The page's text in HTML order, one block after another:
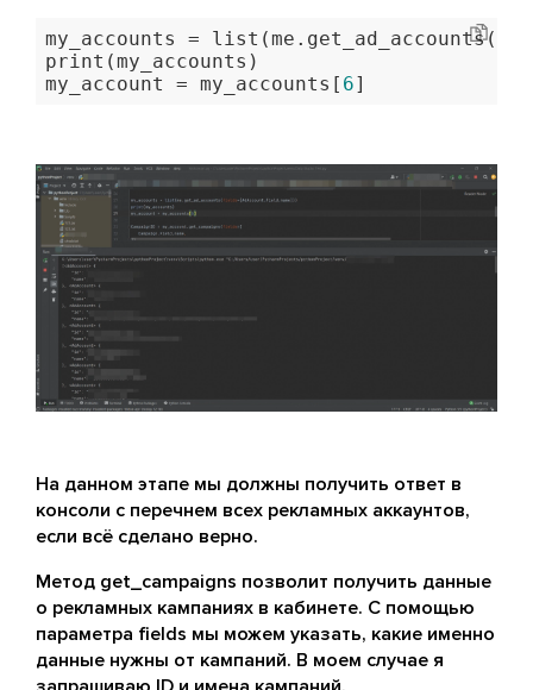
my_accounts =
print(my_accounts)
my_account = my_accounts[ 6]
На данном этапе мы должны получить ответ в
консоли с перечнем всех рекламных аккаунтов,
если всё сделано верно.
Метод get_campaigns позволит получить данные
о рекламных кампаниях в кабинете. С помощью
параметра fields мы можем указать, какие именно
данные нужны от кампаний. В моем случае я